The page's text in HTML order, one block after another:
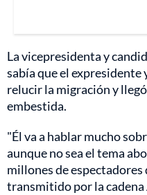
La vicepresidenta y
sabía que el expresidente
relucir la migración y
embestida.
"Él va a hablar mucho
aunque no sea el tema
millones de espectadores
transmitido por la cadena